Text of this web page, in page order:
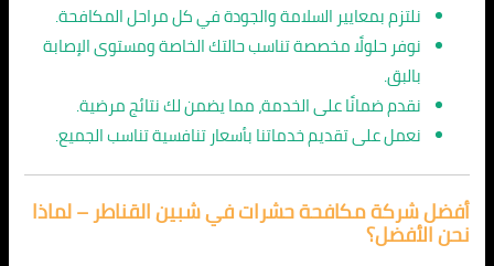
نلتزم بمعايير السلامة والجودة في كل مراحل المكافحة.
نوفر حلولًا مخصصة تناسب حالتك الخاصة ومستوى الإصابة
بالبق.
نقدم ضمانًا على الخدمة، مما يضمن لك نتائج مرضية.
نعمل على تقديم خدماتنا بأسعار تنافسية تناسب الجميع.
أفضل شركة مكافحة حشرات في شبين القناطر – لماذا
نحن الأفضل؟